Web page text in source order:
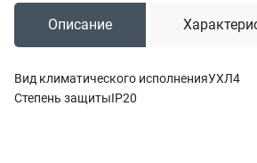
Описание
Вид климатического исполненияУХЛ4
Степень защитыIP20